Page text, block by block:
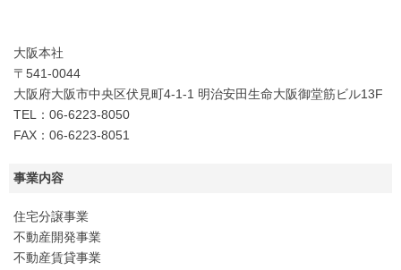
大阪本社
〒541-0044
大阪府大阪市中央区伏見町4-1-1 明治安田生命大阪御堂筋ビル13F
TEL：06-6223-8050
FAX：06-6223-8051
事業内容
住宅分譲事業
不動産開発事業
不動産賃貸事業